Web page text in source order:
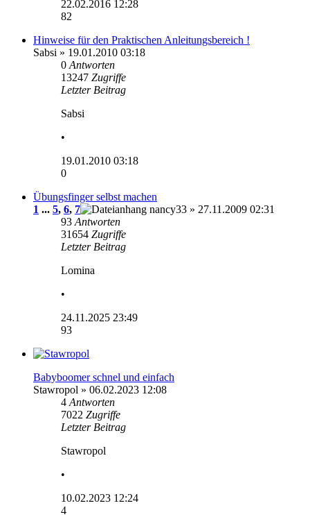
22.02.2016 12:28
82
Hinweise für den Praktischen Anleitungsbereich !
Sabsi » 19.01.2010 03:18
0 Antworten
13247 Zugriffe
Letzter Beitrag
Sabsi
•
19.01.2010 03:18
0
Übungsfinger selbst machen
1 ... 5, 6, 7 nancy33 » 27.11.2009 02:31
93 Antworten
31654 Zugriffe
Letzter Beitrag
Lomina
•
24.11.2025 23:49
93
Babyboomer schnel und einfach
Stawropol » 06.02.2023 12:08
4 Antworten
7022 Zugriffe
Letzter Beitrag
Stawropol
•
10.02.2023 12:24
4